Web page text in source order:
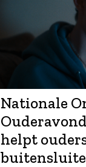
Nationale
helpt